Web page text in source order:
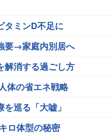
タミンD不足に
要→家庭内別居へ
解消する過ごし方
体の省エネ戦略
巡る「大嘘」
ロ体型の秘密